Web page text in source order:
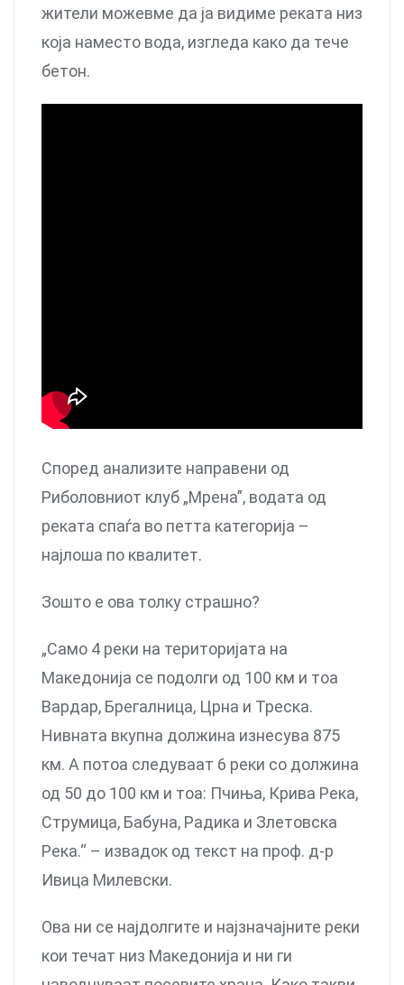
жители можевме да ја видиме реката низ
која наместо вода, изгледа како да тече
бетон.
Според анализите направени од
Риболовниот клуб „Мрена”, водата од
реката спаѓа во петта категорија –
најлоша по квалитет.
Зошто е ова толку страшно?
„Само 4 реки на територијата на
Македонија се подолги од 100 км и тоа
Вардар, Брегалница, Црна и Треска.
Нивната вкупна должина изнесува 875
км. А потоа следуваат 6 реки со должина
од 50 до 100 км и тоа: Пчиња, Крива Река,
Струмица, Бабуна, Радика и Злетовска
Река.“ – извадок од текст на проф. д-р
Ивица Милевски.
Ова ни се најдолгите и најзначајните реки
кои течат низ Македонија и ни ги